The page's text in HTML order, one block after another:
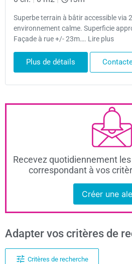
Superbe terrain à bâtir accessible via
environnement calme. Superficie
Façade à rue +/- 23m…. Lire plus
Plus de détails
Recevez quotidiennement
correspondant à vos
Créer une
Adapter vos critères de
Critères de recherche